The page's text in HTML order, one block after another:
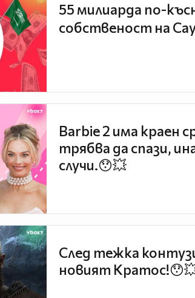
55 милиарда по-
собственост на
Barbie 2 има краен
трябва да спази,
случи.😯💥
След тежка
новият